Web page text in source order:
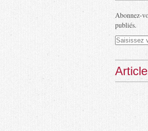
Abonnez-
publiés.